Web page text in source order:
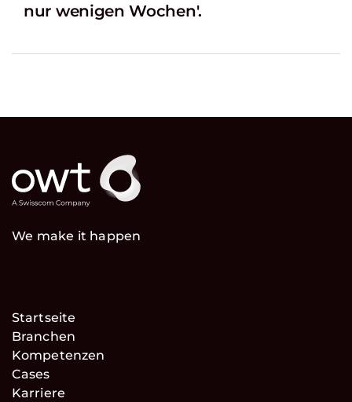
nur wenigen Wochen'.
We make it happen
Startseite
Branchen
Kompetenzen
Cases
Karriere